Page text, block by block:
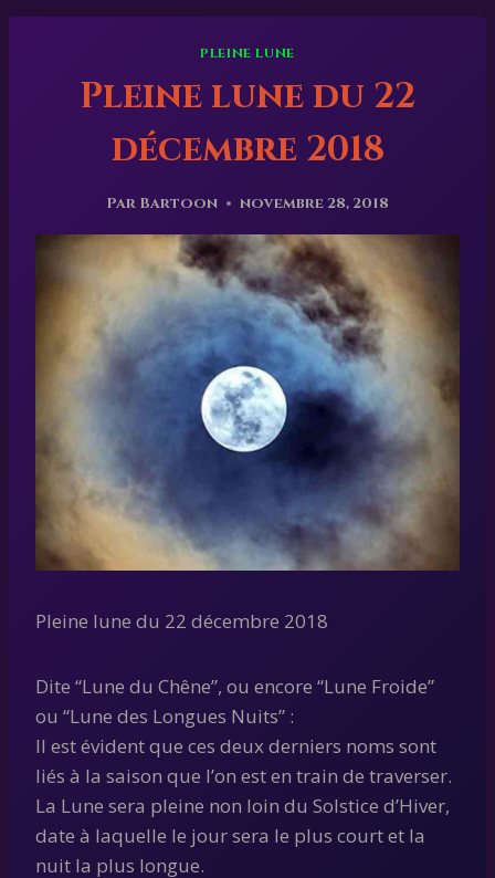
PLEINE LUNE
Pleine lune du 22
décembre 2018
Par Bartoon novembre 28, 2018
Pleine lune du 22 décembre 2018
Dite “Lune du Chêne”, ou encore “Lune Froide”
ou “Lune des Longues Nuits” :
Il est évident que ces deux derniers noms sont
liés à la saison que l’on est en train de traverser.
La Lune sera pleine non loin du Solstice d’Hiver,
date à laquelle le jour sera le plus court et la
nuit la plus longue.